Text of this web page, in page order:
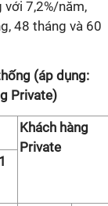
7,2%/năm,
48 tháng và 60
(áp dụng:
Private)
Khách hàng
Private